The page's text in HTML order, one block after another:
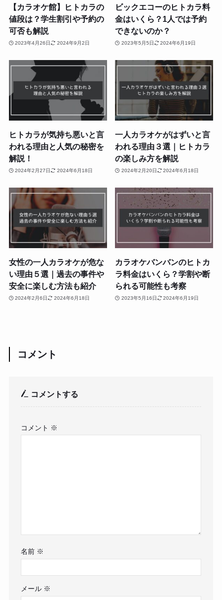
【カラオケ館】ヒトカラの
値段は？学生割引や予約の
可否も解説
2023年4月26日 2024年9月2日
ビックエコーのヒトカラ料
金はいくら？1人では予約
できないのか？
2023年5月5日 2024年6月19日
ヒトカラが気持ち悪いと言
われる理由と人気の秘密を
解説！
2024年2月27日 2024年6月18日
一人カラオケがはずいと言
われる理由３選｜ヒトカラ
の楽しみ方を解説
2024年2月20日 2024年6月18日
女性の一人カラオケが危な
い理由５選｜過去の事件や
安全に楽しむ方法も紹介
2024年2月6日 2024年6月18日
カラオケバンバンのヒトカ
ラ料金はいくら？学割や断
られる可能性も考察
2023年5月16日 2024年6月19日
コメント
コメントする
コメント ※
名前 ※
メール ※